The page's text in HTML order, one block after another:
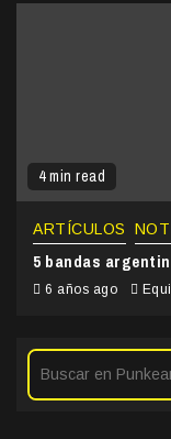
4 min read
ARTÍCULOS
5 bandas
6 años ago